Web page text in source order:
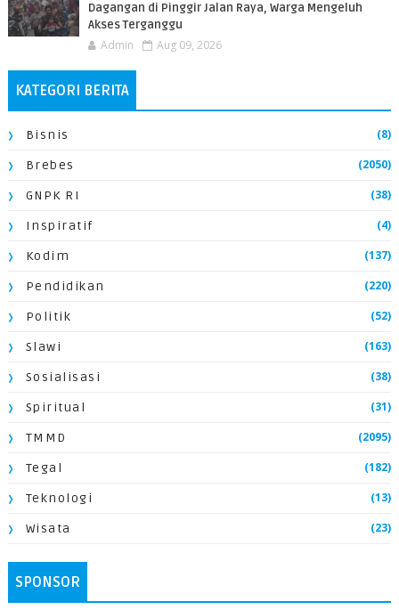
Dagangan di Pinggir Jalan Raya, Warga Mengeluh
Akses Terganggu
Admin Aug 09, 2026
KATEGORI BERITA
Bisnis (8)
Brebes (2050)
GNPK RI (38)
Inspiratif (4)
Kodim (137)
Pendidikan (220)
Politik (52)
Slawi (163)
Sosialisasi (38)
Spiritual (31)
TMMD (2095)
Tegal (182)
Teknologi (13)
Wisata (23)
SPONSOR